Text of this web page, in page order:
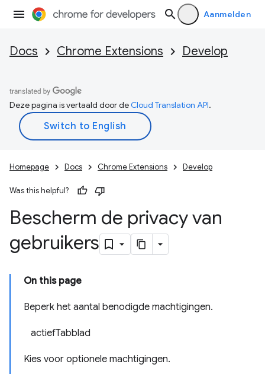
Aanmelden
Docs Chrome Extensions Develop
Deze pagina is vertaald door deCloud Translation API.
Homepage Docs Chrome Extensions Develop
Was this helpful?
Bescherm de privacy van
gebruikers
On this page
Beperk het aantal benodigde machtigingen.
actiefTabblad
Kies voor optionele machtigingen.